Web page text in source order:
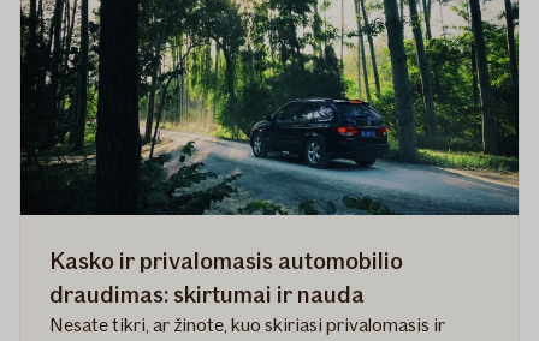
draudimas:
skirtumai
ir
nauda
Kasko ir privalomasis automobilio
draudimas: skirtumai ir nauda
Nesate tikri, ar žinote, kuo skiriasi privalomasis ir